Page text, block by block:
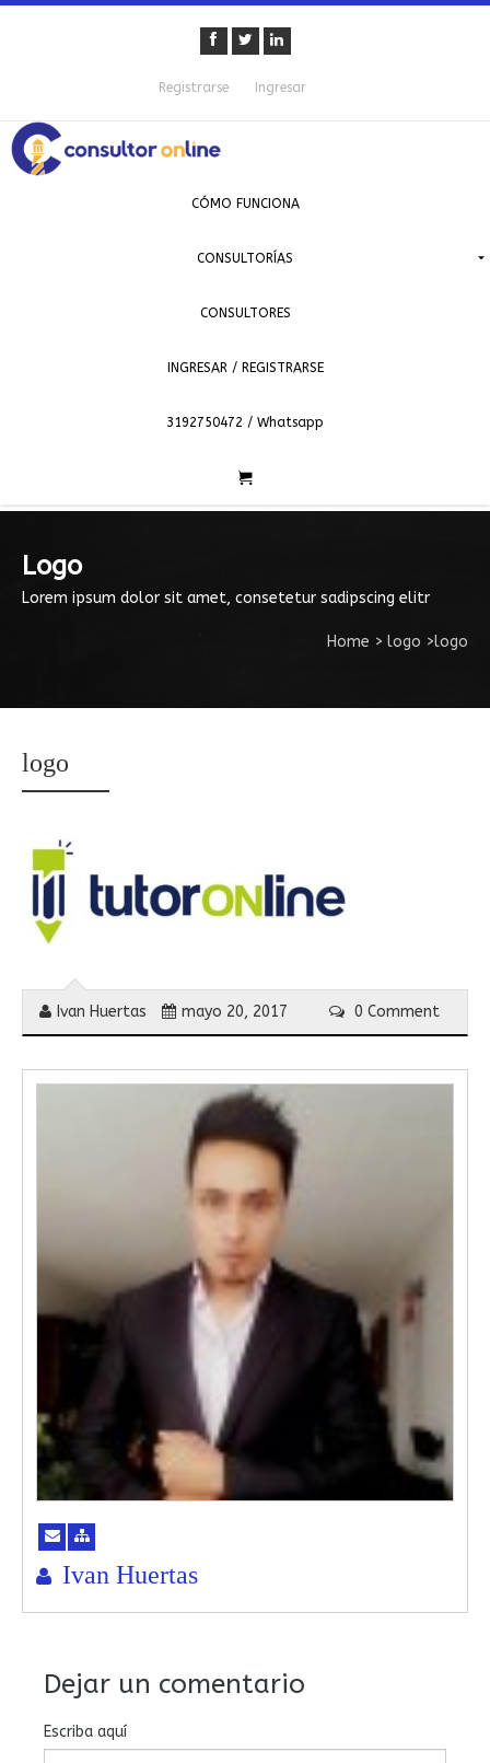
Registrarse Ingresar
CÓMO FUNCIONA
CONSULTORÍAS
CONSULTORES
INGRESAR / REGISTRARSE
3192750472 / Whatsapp
Logo
Lorem ipsum dolor sit amet, consetetur sadipscing elitr
Home > logo >logo
logo
Ivan Huertas mayo 20, 2017 0 Comment
Ivan Huertas
Dejar un comentario
Escriba aquí